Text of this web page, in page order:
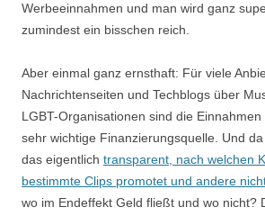
Werbeeinnahmen und man wird ganz
zumindest ein bisschen reich.
Aber einmal ganz ernsthaft: Für viele
Nachrichtenseiten und Techblogs über
LGBT-Organisationen sind die Einnahmen
sehr wichtige Finanzierungsquelle. Und
das eigentlich transparent, nach welchen
bestimmte Clips promotet und andere
wo im Endeffekt Geld fließt und wo nicht?